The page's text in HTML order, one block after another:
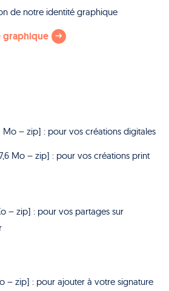
de notre identité graphique
graphique
Mo – zip] : pour vos créations digitales
Mo – zip] : pour vos créations print
– zip] : pour vos partages sur
– zip] : pour ajouter à votre signature